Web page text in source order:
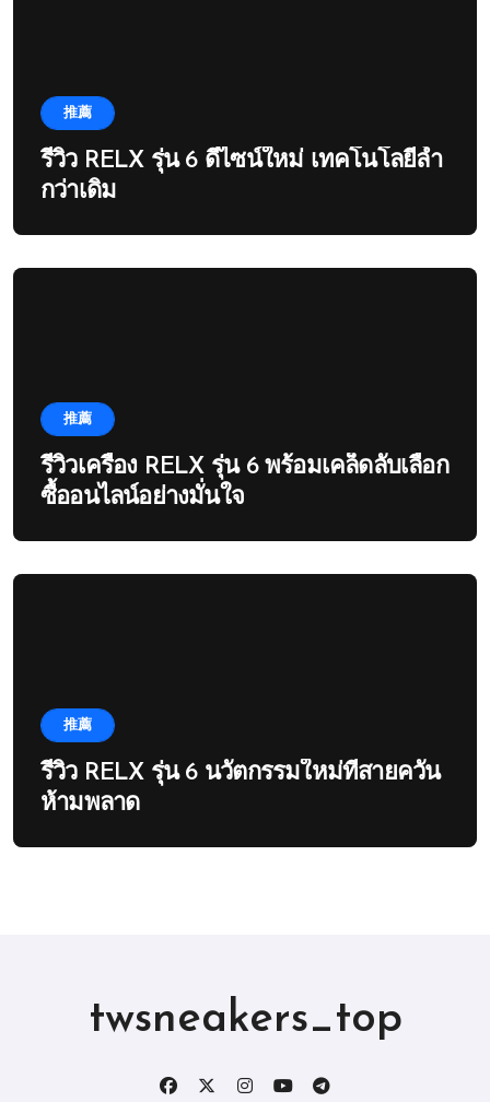
推薦
รีวิว RELX รุ่น 6 ดีไซน์ใหม่ เทคโนโลยีล้ำ
กว่าเดิม
推薦
รีวิวเครื่อง RELX รุ่น 6 พร้อมเคล็ดลับเลือก
ซื้ออนไลน์อย่างมั่นใจ
推薦
รีวิว RELX รุ่น 6 นวัตกรรมใหม่ที่สายควัน
ห้ามพลาด
twsneakers_top